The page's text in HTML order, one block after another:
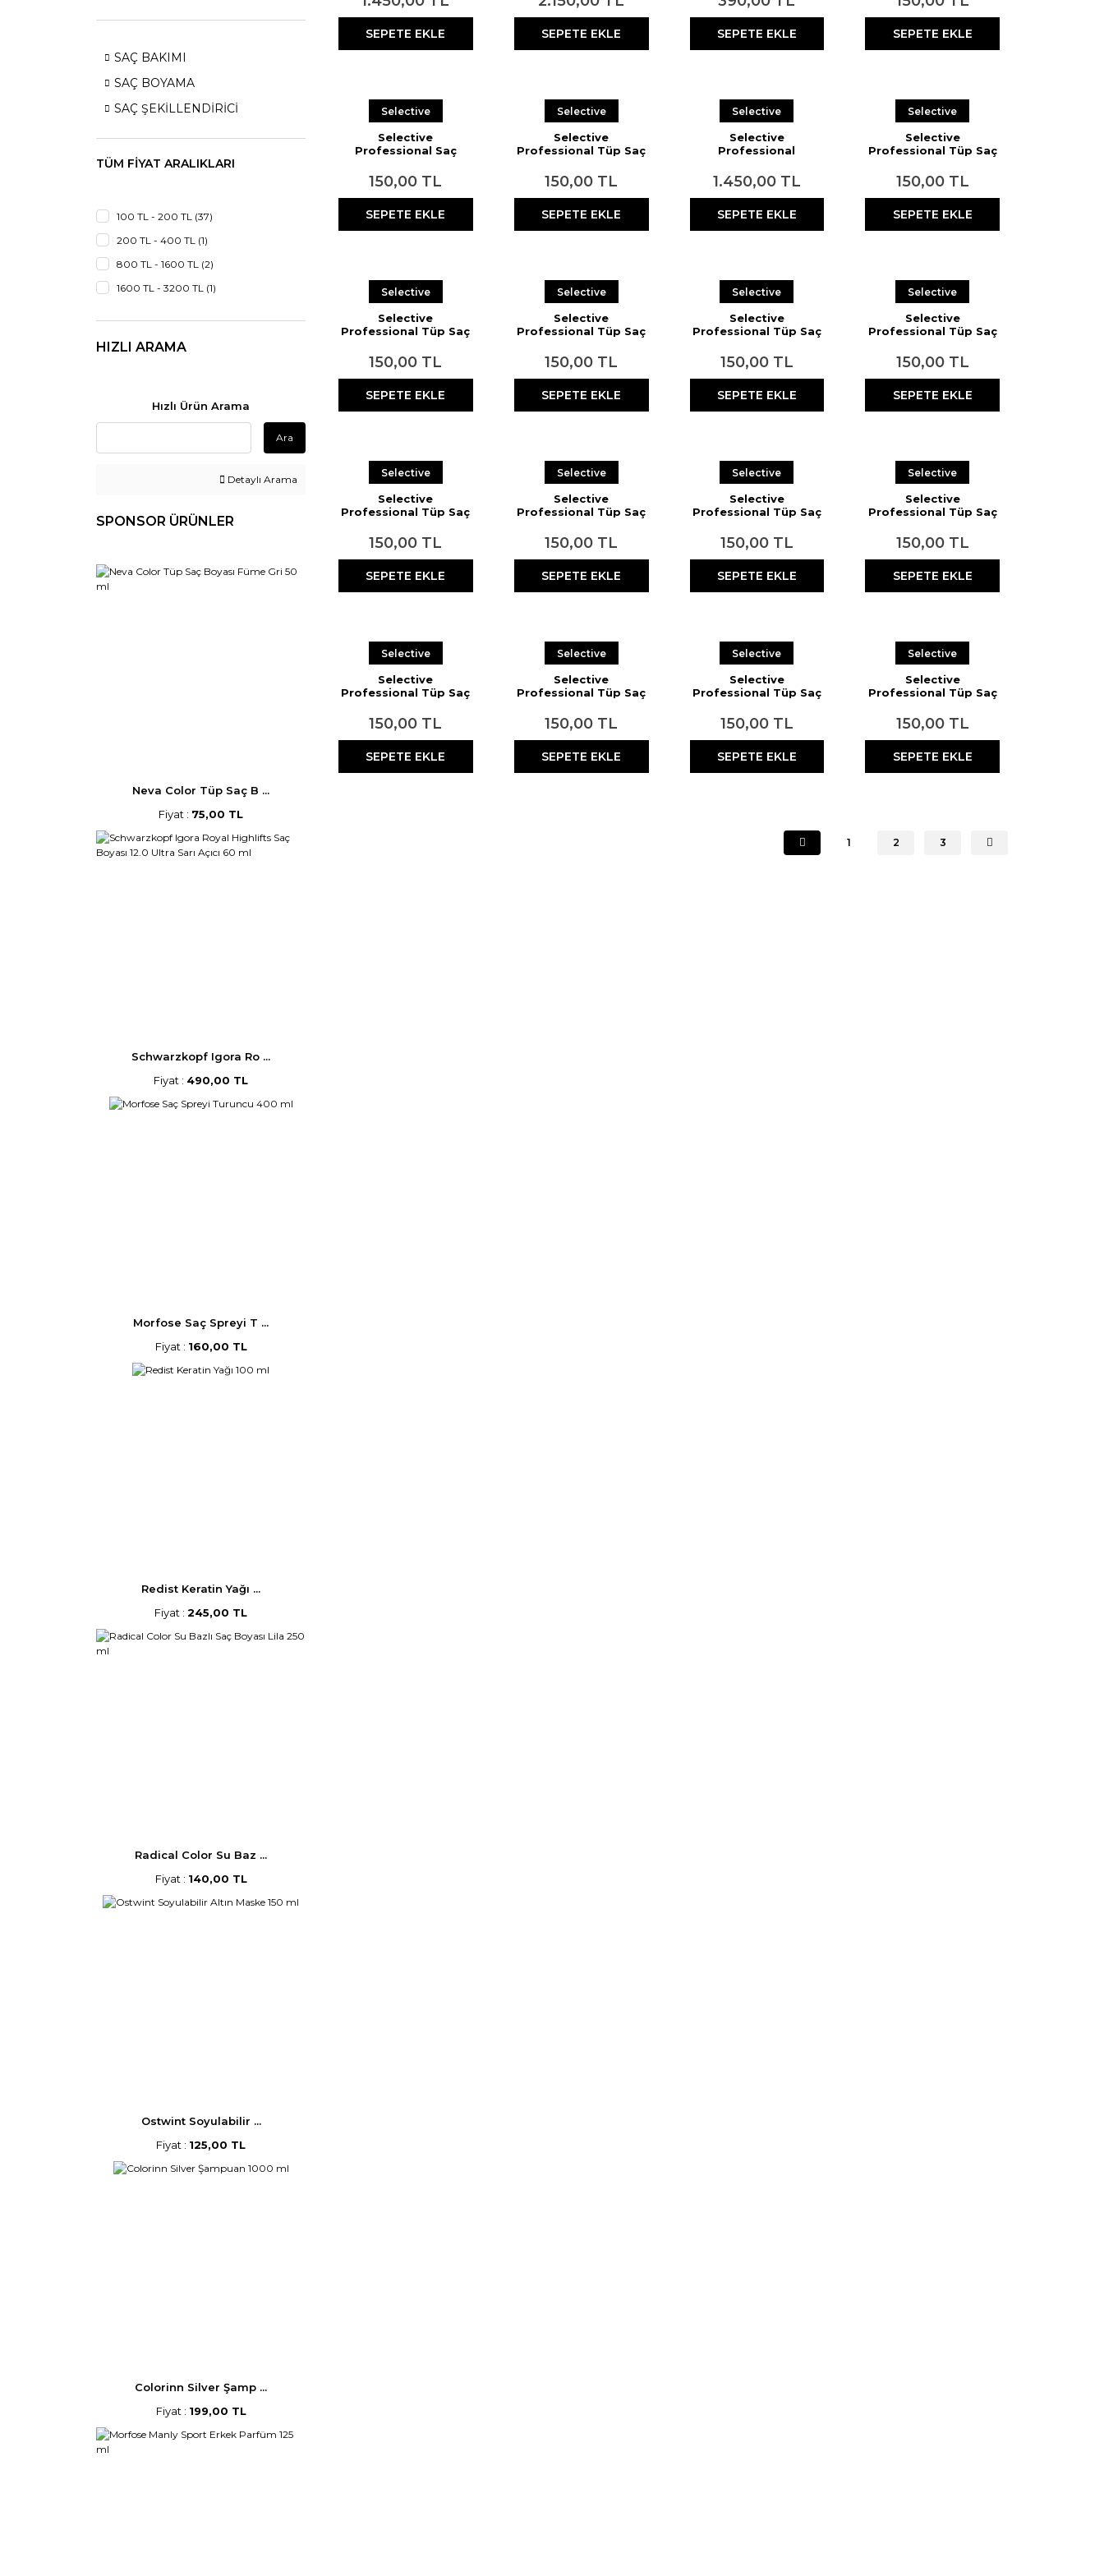
SAÇ BAKIMI
SAÇ BOYAMA
SAÇ ŞEKİLLENDİRİCİ
TÜM FIYAT ARALIKLARI
100 TL - 200 TL (37)
200 TL - 400 TL (1)
800 TL - 1600 TL (2)
1600 TL - 3200 TL (1)
HIZLI ARAMA
Hızlı Ürün Arama
Ara
Detaylı Arama
SPONSOR ÜRÜNLER
Neva Color Tüp Saç B ...
Fiyat : 75,00 TL
Schwarzkopf Igora Ro ...
Fiyat : 490,00 TL
Morfose Saç Spreyi T ...
Fiyat : 160,00 TL
Redist Keratin Yağı ...
Fiyat : 245,00 TL
Radical Color Su Baz ...
Fiyat : 140,00 TL
Ostwint Soyulabilir ...
Fiyat : 125,00 TL
Colorinn Silver Şamp ...
Fiyat : 199,00 TL
SEPETE EKLE SEPETE EKLE SEPETE EKLE SEPETE EKLE
Selective
Selective
Professional Saç
Sarı 60 ml
150,00 TL
SEPETE EKLE
Selective
Selective
Professional Tüp Saç
Kahve 60 ml
150,00 TL
SEPETE EKLE
Selective
Selective
Professional
Açıcı 500 gr
1.450,00 TL
SEPETE EKLE
Selective
Selective
Professional Tüp Saç
Bakır 60 ml
150,00 TL
SEPETE EKLE
Selective
Selective
Professional Tüp Saç
Kumlu Sarı 60 ml
150,00 TL
SEPETE EKLE
Selective
Selective
Professional Tüp Saç
Dore Sarı 60 ml
150,00 TL
SEPETE EKLE
Selective
Selective
Professional Tüp Saç
Kahve 60 ml
150,00 TL
SEPETE EKLE
Selective
Selective
Professional Tüp Saç
Dore Sarı 60 ml
150,00 TL
SEPETE EKLE
Selective
Selective
Professional Tüp Saç
Sarı 60 ml
150,00 TL
SEPETE EKLE
Selective
Selective
Professional Tüp Saç
Mahogany Bakır
Kahve 60 ml
150,00 TL
SEPETE EKLE
Selective
Selective
Professional Tüp Saç
Sarısı 60 ml
150,00 TL
SEPETE EKLE
Selective
Selective
Professional Tüp Saç
Mahogany 60 ml
150,00 TL
SEPETE EKLE
Selective
Selective
Professional Tüp Saç
Mahogany 60 ml
150,00 TL
SEPETE EKLE
Selective
Selective
Professional Tüp Saç
150,00 TL
SEPETE EKLE
Selective
Selective
Professional Tüp Saç
60 ml
150,00 TL
SEPETE EKLE
Selective
Selective
Professional Tüp Saç
Küllü Sarı 60 ml
150,00 TL
SEPETE EKLE
1 2 3